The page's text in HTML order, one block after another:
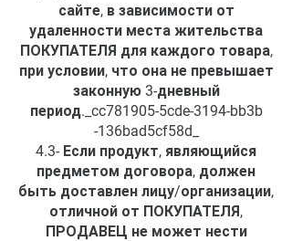
сайте, в зависимости от
удаленности места жительства
ПОКУПАТЕЛЯ для каждого товара,
при условии, что она не превышает
законную 3-дневный
период._cc781905-5cde-3194-bb3b
-136bad5cf58d_
4.3- Если продукт, являющийся
предметом договора, должен
быть доставлен лицу/организации,
отличной от ПОКУПАТЕЛЯ,
ПРОДАВЕЦ не может нести